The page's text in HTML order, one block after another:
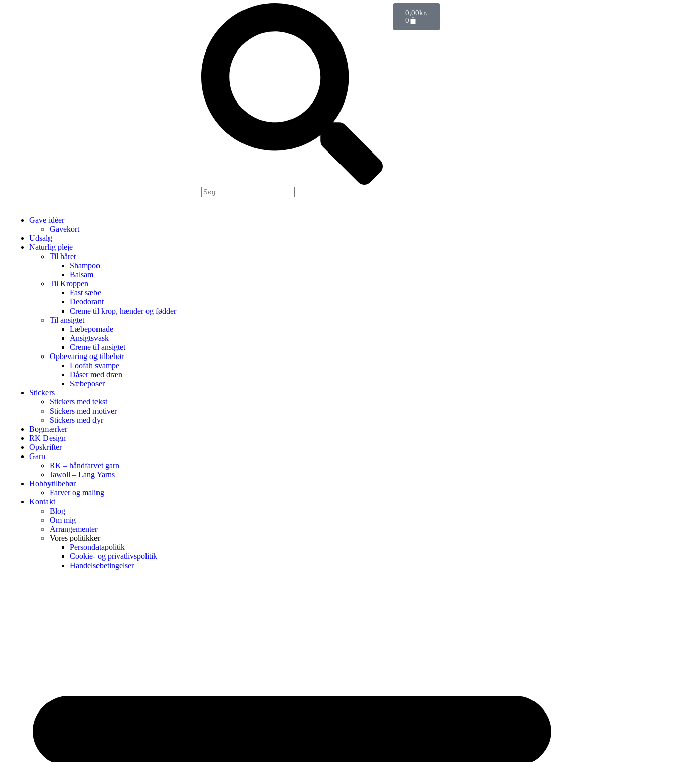
0,00kr.
0
Gave idéer
Gavekort
Udsalg
Naturlig pleje
Til håret
Shampoo
Balsam
Til Kroppen
Fast sæbe
Deodorant
Creme til krop, hænder og fødder
Til ansigtet
Læbepomade
Ansigtsvask
Creme til ansigtet
Opbevaring og tilbehør
Loofah svampe
Dåser med dræn
Sæbeposer
Stickers
Stickers med tekst
Stickers med motiver
Stickers med dyr
Bogmærker
RK Design
Opskrifter
Garn
RK – håndfarvet garn
Jawoll – Lang Yarns
Hobbytilbehør
Farver og maling
Kontakt
Blog
Om mig
Arrangementer
Vores politikker
Persondatapolitik
Cookie- og privatlivspolitik
Handelsebetingelser